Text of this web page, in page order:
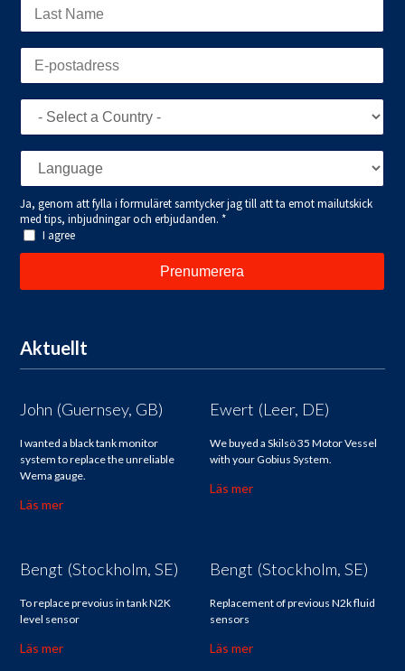
Aktuellt
John (Guernsey, GB)
I wanted a black tank monitor
system to replace the unreliable
Wema gauge.
Läs mer
Ewert (Leer, DE)
We buyed a Skilsö 35 Motor Vessel
with your Gobius System.
Läs mer
Bengt (Stockholm, SE)
To replace prevoius in tank N2K
level sensor
Läs mer
Bengt (Stockholm, SE)
Replacement of previous N2k fluid
sensors
Läs mer